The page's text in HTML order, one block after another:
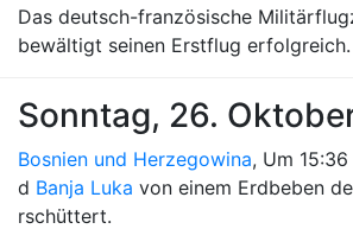
Das deutsch-französische
bewältigt seinen Erstflug erfolgreich.
Sonntag, 26.
Bosnien und Herzegowina, Um
d Banja Luka von einem Erdbeben
rschüttert.